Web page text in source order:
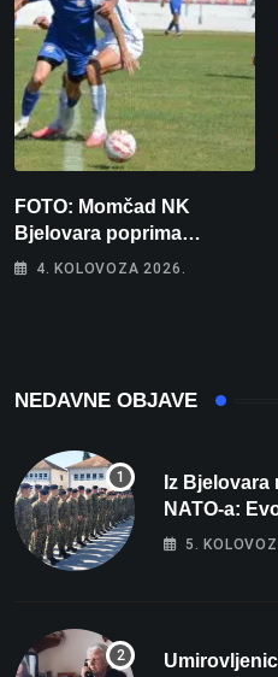
FOTO: Momčad NK
Bjelovara poprima
jesenski izgled
4. KOLOVOZA 2026.
NEDAVNE OBJAVE
Iz
NATO-a:
vojnika i 6
5.